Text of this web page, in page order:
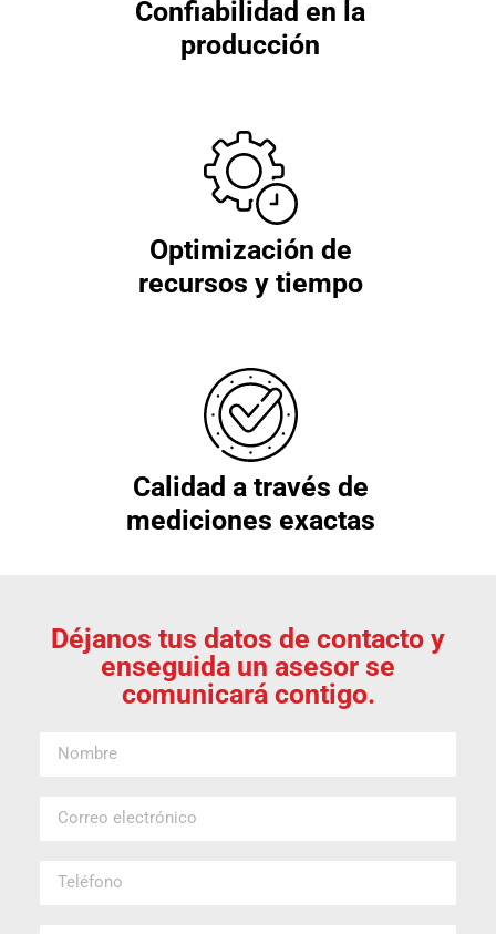
Confiabilidad en la
producción
Optimización de
recursos y tiempo
Calidad a través de
mediciones exactas
Déjanos tus datos de contacto y
enseguida un asesor se
comunicará contigo.